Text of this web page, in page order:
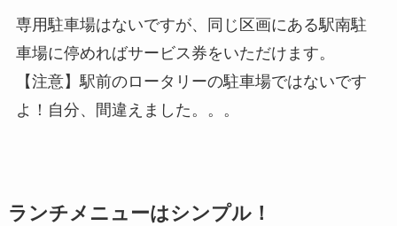
専用駐車場はないですが、同じ区画にある駅南駐
車場に停めればサービス券をいただけます。
【注意】駅前のロータリーの駐車場ではないです
よ！自分、間違えました。。。
ランチメニューはシンプル！